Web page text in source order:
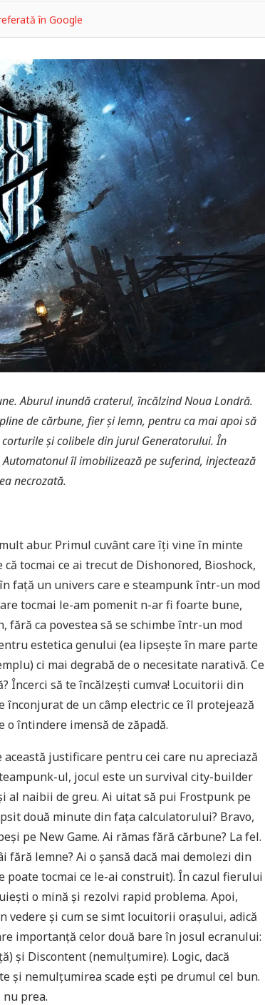
în Google
Aburul inundă craterul, încălzind Noua Londră.
de cărbune, fier și lemn, pentru ca mai apoi să
și colibele din jurul Generatorului. În
îl imobilizează pe suferind, injectează
necrozată.
abur. Primul cuvânt care îți vine în minte
tocmai ce ai trecut de Dishonored, Bioshock,
față un univers care e steampunk într-un mod
tocmai le-am pomenit n-ar fi foarte bune,
fără ca povestea să se schimbe într-un mod
estetica genului (ea lipsește în mare parte
ci mai degrabă de o necesitate narativă. Ce
Încerci să te încălzești cumva! Locuitorii din
înconjurat de un câmp electric ce îl protejează
întindere imensă de zăpadă.
această justificare pentru cei care nu apreciază
ul, jocul este un survival city-builder
al naibii de greu. Ai uitat să pui Frostpunk pe
două minute din fața calculatorului? Bravo,
pe New Game. Ai rămas fără cărbune? La fel.
fără lemne? Ai o șansă dacă mai demolezi din
poate tocmai ce le-ai construit). În cazul fierului
o mină și rezolvi rapid problema. Apoi,
vedere și cum se simt locuitorii orașului, adică
importanță celor două bare în josul ecranului:
și Discontent (nemulțumire). Logic, dacă
și nemulțumirea scade ești pe drumul cel bun.
nu prea.